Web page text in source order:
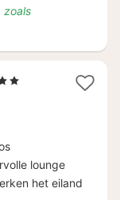
zoals
lounge
het eiland